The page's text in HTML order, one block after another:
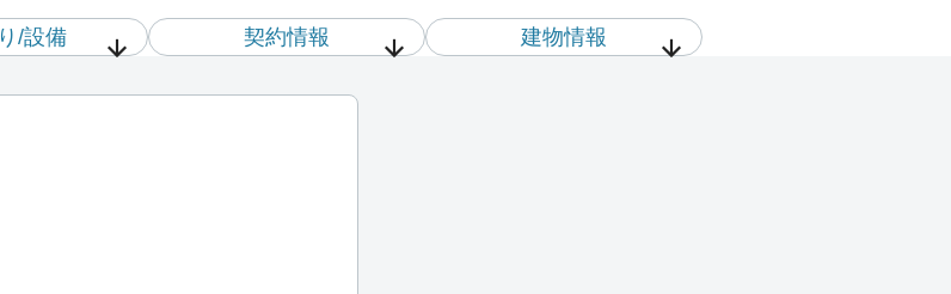
/設備 契約情報 建物情報